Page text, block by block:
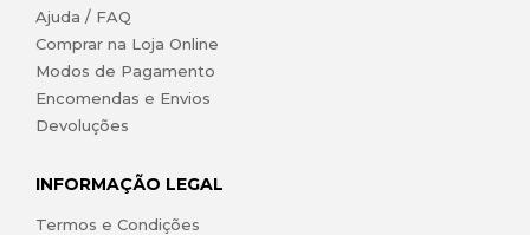
Ajuda / FAQ
Comprar na Loja Online
Modos de Pagamento
Encomendas e Envios
Devoluções
INFORMAÇÃO LEGAL
Termos e Condições